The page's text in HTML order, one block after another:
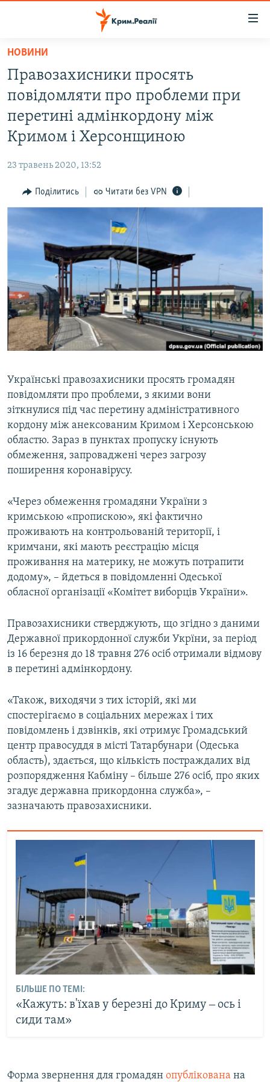
Перейти
основного
матеріалу
до
основної
Перейти
пошуку
ВОДА.КРИМ
ВІДЕО ТА ФОТО
ПОЛІТИКА
ПОГЛЯД
ІНТЕРВ'Ю
ДЕПОРТАЦІЯ
ВІДЕОУРОКИ «ELIFBE»
СВІДЧЕННЯ ОКУПАЦІЇ
УКРАЇНСЬКА ПРОБЛЕМА КРИМУ
ІНФОГРАФІКА
ЯК ОБІЙТИ БЛОКУВАННЯ
Русский
Qırımtatar
ДОЛУЧАЙСЯ!
Усі сайти RFE/RL
НОВИНИ
Правозахисники просять
повідомляти про проблеми при
перетині адмінкордону між
Кримом і Херсонщиною
23 травень 2020, 13:52
Поділитись Читати без VPN
Українські правозахисники просять громадян
повідомляти про проблеми, з якими вони
зіткнулися під час перетину адміністративного
кордону між анексованим Кримом і Херсонською
областю. Зараз в пунктах пропуску існують
обмеження, запроваджені через загрозу
поширення коронавірусу.
«Через обмеження громадяни України з
кримською «пропискою», які фактично
проживають на контрольованій території, і
кримчани, які мають реєстрацію місця
проживання на материку, не можуть потрапити
додому», – йдеться в повідомленні Одеської
обласної організації «Комітет виборців України».
Правозахисники стверджують, що згідно з даними
Державної прикордонної служби Укрїни, за період
із 16 березня до 18 травня 276 осіб отримали відмову
в перетині адмінкордону.
«Також, виходячи з тих історій, які ми
спостерігаємо в соціальних мережах і тих
повідомлень і дзвінків, які отримує Громадський
центр правосуддя в місті Татарбунари (Одеська
область), здається, що кількість постраждалих від
розпорядження Кабміну – більше 276 осіб, про яких
згадує державна прикордонна служба», –
зазначають правозахисники.
БІЛЬШЕ ПО ТЕМІ:
«Кажуть: в'їхав у березні до Криму ‒ ось і
сиди там»
Форма звернення для громадян опублікована на